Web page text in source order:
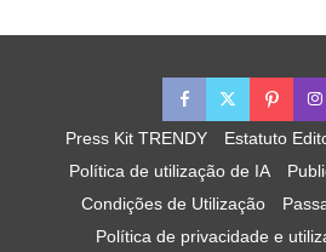
Press Kit TRENDY Estatuto
Política de utilização de IA
Condições de Utilização
Política de privacidade e